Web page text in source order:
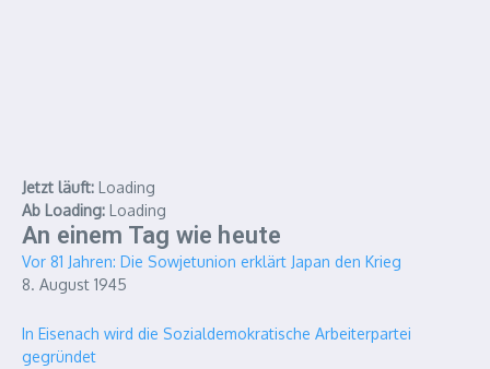
Jetzt läuft: Loading
Ab Loading: Loading
An einem Tag wie heute
Vor 81 Jahren: Die Sowjetunion erklärt Japan den Krieg
8. August 1945
In Eisenach wird die Sozialdemokratische Arbeiterpartei
gegründet